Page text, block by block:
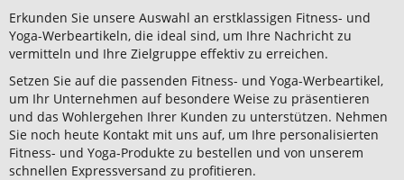
Erkunden Sie unsere Auswahl an erstklassigen Fitness- und
Yoga-Werbeartikeln, die ideal sind, um Ihre Nachricht zu
vermitteln und Ihre Zielgruppe effektiv zu erreichen.
Setzen Sie auf die passenden Fitness- und Yoga-Werbeartikel,
um Ihr Unternehmen auf besondere Weise zu präsentieren
und das Wohlergehen Ihrer Kunden zu unterstützen. Nehmen
Sie noch heute Kontakt mit uns auf, um Ihre personalisierten
Fitness- und Yoga-Produkte zu bestellen und von unserem
schnellen Expressversand zu profitieren.